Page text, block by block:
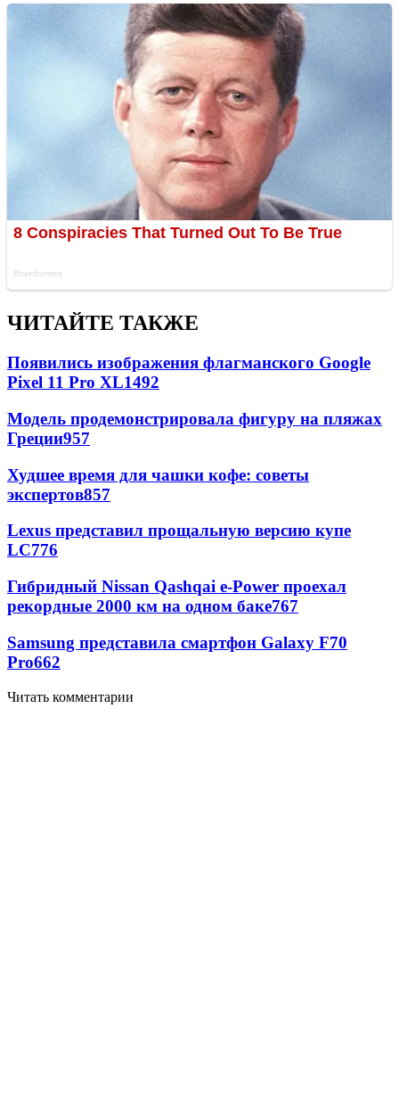
ЧИТАЙТЕ ТАКЖЕ
Появились изображения флагманского Google
Pixel 11 Pro XL1492
Модель продемонстрировала фигуру на пляжах
Греции957
Худшее время для чашки кофе: советы
экспертов857
Lexus представил прощальную версию купе
LC776
Гибридный Nissan Qashqai e-Power проехал
рекордные 2000 км на одном баке767
Samsung представила смартфон Galaxy F70
Pro662
Читать комментарии